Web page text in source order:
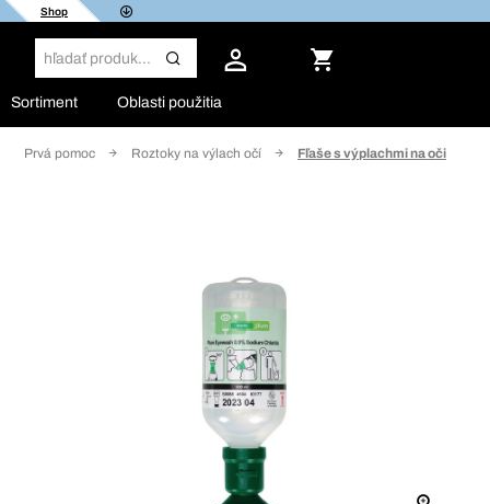
Shop
Sortiment Oblasti použitia
Prvá pomoc Roztoky na výlach očí Fľaše s výplachmi na oči